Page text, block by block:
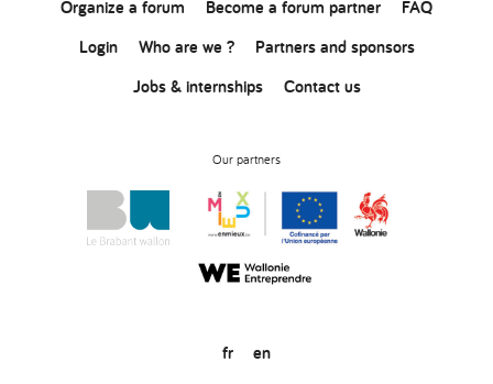
Organize a forum
Become a forum partner
FAQ
Login
Who are we ?
Partners and sponsors
Jobs & internships
Contact us
Our partners
fr en